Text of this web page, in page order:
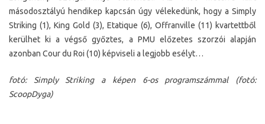
másodosztályú hendikep kapcsán úgy vélekedünk, hogy a Simply
Striking (1), King Gold (3), Etatique (6), Offranville (11) kvartettből
kerülhet ki a végső győztes, a PMU előzetes szorzói alapján
azonban Cour du Roi (10) képviseli a legjobb esélyt…
fotó: Simply Striking a képen 6-os programszámmal (fotó:
ScoopDyga)